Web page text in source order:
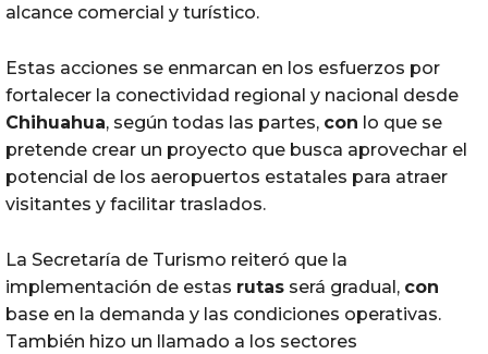
alcance comercial y turístico.
Estas acciones se enmarcan en los esfuerzos por
fortalecer la conectividad regional y nacional desde
Chihuahua, según todas las partes, con lo que se
pretende crear un proyecto que busca aprovechar el
potencial de los aeropuertos estatales para atraer
visitantes y facilitar traslados.
La Secretaría de Turismo reiteró que la
implementación de estas rutas será gradual, con
base en la demanda y las condiciones operativas.
También hizo un llamado a los sectores